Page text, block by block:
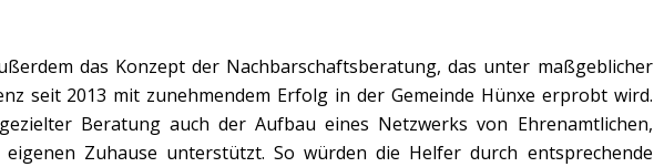
das Konzept der Nachbarschaftsberatung, das unter maßgeblicher
seit 2013 mit zunehmendem Erfolg in der Gemeinde Hünxe erprobt wird.
Beratung auch der Aufbau eines Netzwerks von Ehrenamtlichen,
Zuhause unterstützt. So würden die Helfer durch entsprechende